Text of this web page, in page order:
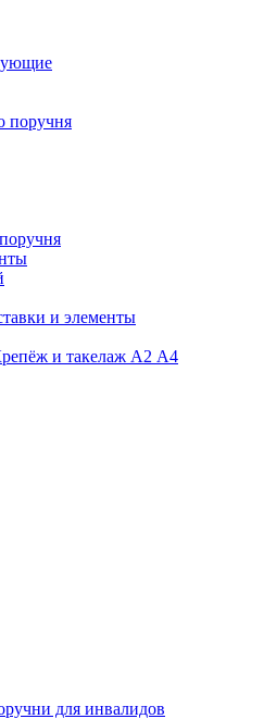
поручня
и элементы
и такелаж А2 А4
для инвалидов